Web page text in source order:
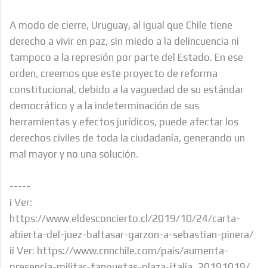
A modo de cierre, Uruguay, al igual que Chile tiene
derecho a vivir en paz, sin miedo a la delincuencia ni
tampoco a la represión por parte del Estado. En ese
orden, creemos que este proyecto de reforma
constitucional, debido a la vaguedad de su estándar
democrático y a la indeterminación de sus
herramientas y efectos jurídicos, puede afectar los
derechos civiles de toda la ciudadanía, generando un
mal mayor y no una solución.
-----
i Ver:
https://www.eldesconcierto.cl/2019/10/24/carta-
abierta-del-juez-baltasar-garzon-a-sebastian-pinera/
ii Ver: https://www.cnnchile.com/pais/aumenta-